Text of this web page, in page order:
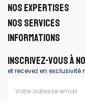
NOS EXPERTISES
NOS SERVICES
INFORMATIONS
INSCRIVEZ-VOUS À
et recevez en